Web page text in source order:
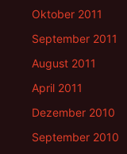
Oktober 2011
September 2011
August 2011
April 2011
Dezember 2010
September 2010